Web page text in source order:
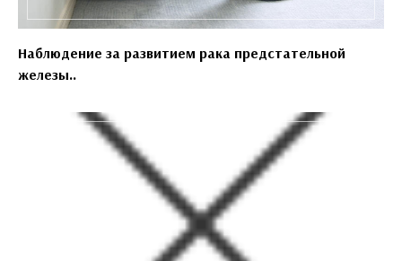
Наблюдение за развитием рака предстательной
железы..